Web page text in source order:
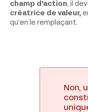
champ d’action, il
créatrice de valeur,
qu’en le remplaçant.
Non,